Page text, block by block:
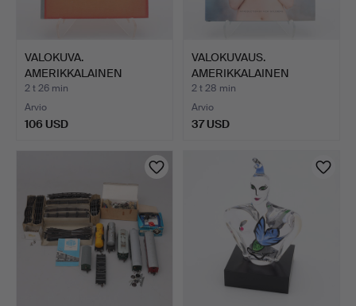
VALOKUVA.
AMERIKKALAINEN
VALOKUVAAJA ROGER…
2 t 26 min
Arvio
106 USD
VALOKUVAUS.
AMERIKKALAINEN
TAIDEVALOKUVAAJ…
2 t 28 min
Arvio
37 USD